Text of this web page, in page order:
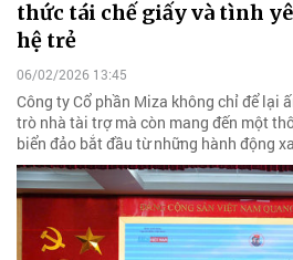
thức tái chế giấy và tình
hệ trẻ
06/02/2026 13:45
Công ty Cổ phần Miza không chỉ để lại
trò nhà tài trợ mà còn mang đến một
biển đảo bắt đầu từ những hành động